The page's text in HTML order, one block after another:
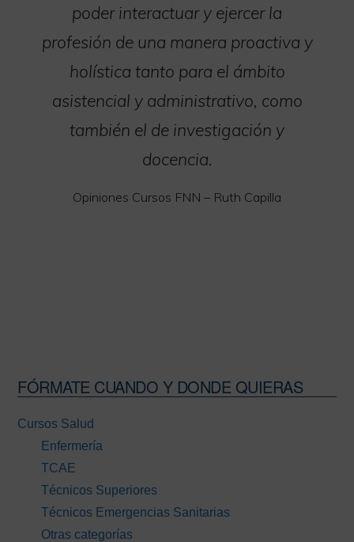
poder interactuar y ejercer la
profesión de una manera proactiva y
holística tanto para el ámbito
asistencial y administrativo, como
también el de investigación y
docencia.
Opiniones Cursos FNN – Ruth Capilla
Barra
lateral
principal
FÓRMATE CUANDO Y DONDE QUIERAS
Cursos Salud
Enfermería
TCAE
Técnicos Superiores
Técnicos Emergencias Sanitarias
Otras categorías